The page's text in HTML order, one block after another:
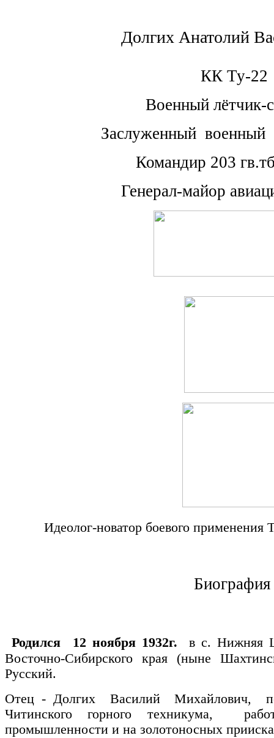
Долгих Анатолий
КК Ту-22
Военный лётчик-
Заслуженный
Командир 203
Генерал-майор
Идеолог-новатор боевого применения
Биография
Родился 12 ноября 1932г. в с. Нижняя
Восточно-Сибирского края (ныне
Русский.
Отец - Долгих Василий Михайлович,
Читинского горного техникума,
промышленности и на золотоносных